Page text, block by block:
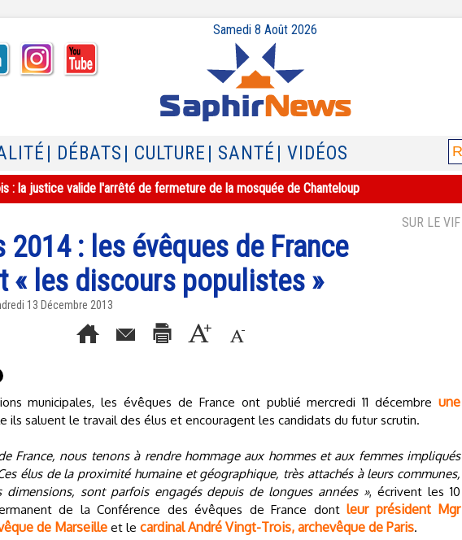
Samedi 8 Août 2026
| DÉBATS | CULTURE | SANTÉ | VIDÉOS
: la justice valide l'arrêté de fermeture de la mosquée de Chanteloup
SUR LE VIF
2014 : les évêques de France
« les discours populistes »
13 Décembre 2013
municipales, les évêques de France ont publié mercredi 11 décembre une
ils saluent le travail des élus et encouragent les candidats du futur scrutin.
France, nous tenons à rendre hommage aux hommes et aux femmes impliqués
élus de la proximité humaine et géographique, très attachés à leurs communes,
dimensions, sont parfois engagés depuis de longues années », écrivent les 10
de la Conférence des évêques de France dont leur président Mgr
de Marseille et le cardinal André Vingt-Trois, archevêque de Paris.